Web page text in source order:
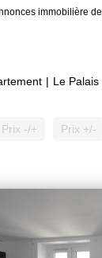
immobilière
Le Palais
Prix -/+ Prix +/-